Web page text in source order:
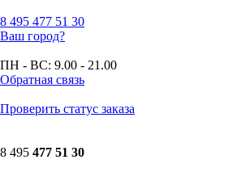
8 495 477 51 30
Ваш город?
ПН - ВС: 9.00 - 21.00
Обратная связь
Проверить статус заказа
8 495 477 51 30